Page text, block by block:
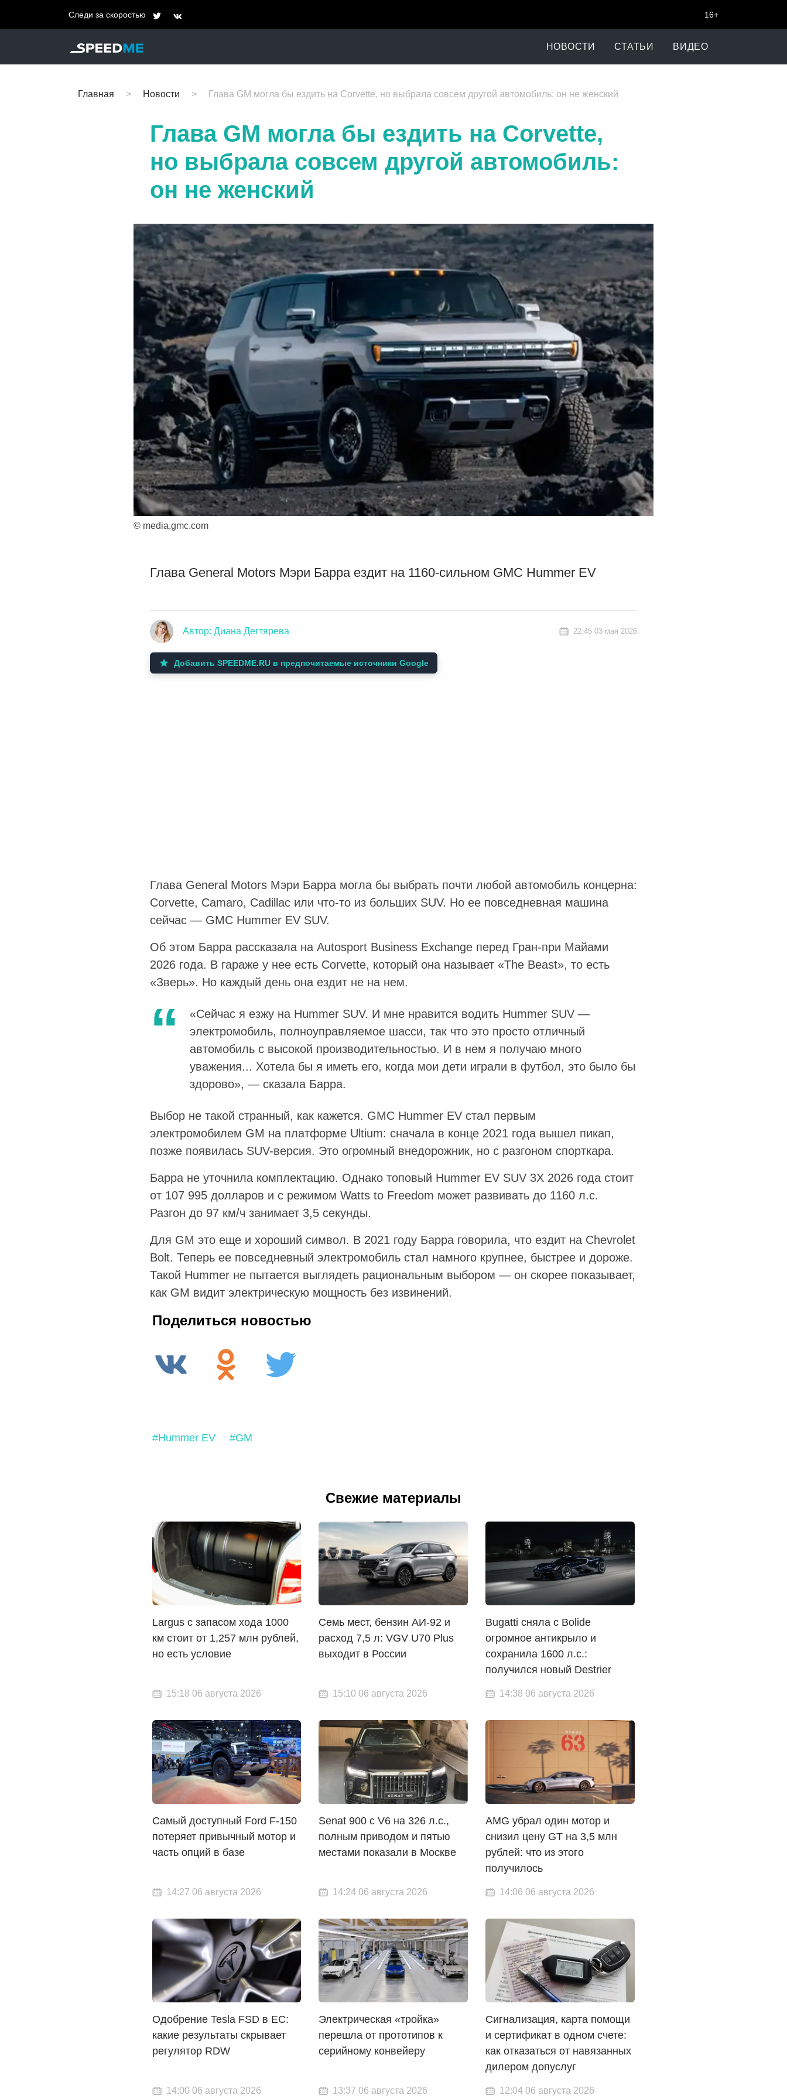
Следи за скоростью 16+
НОВОСТИ СТАТЬИ ВИДЕО
Главная Новости Глава GM могла бы ездить на Corvette, но выбрала совсем другой автомобиль: он не женский
Глава GM могла бы ездить на Corvette,
но выбрала совсем другой автомобиль:
он не женский
© media.gmc.com
Глава General Motors Мэри Барра ездит на 1160-сильном GMC Hummer EV
Автор: Диана Дегтярева 22:45 03 мая 2026
Добавить SPEEDME.RU в предпочитаемые источники Google
Глава General Motors Мэри Барра могла бы выбрать почти любой автомобиль концерна:
Corvette, Camaro, Cadillac или что-то из больших SUV. Но ее повседневная машина
сейчас — GMC Hummer EV SUV.
Об этом Барра рассказала на Autosport Business Exchange перед Гран-при Майами
2026 года. В гараже у нее есть Corvette, который она называет «The Beast», то есть
«Зверь». Но каждый день она ездит не на нем.
«Сейчас я езжу на Hummer SUV. И мне нравится водить Hummer SUV —
электромобиль, полноуправляемое шасси, так что это просто отличный
автомобиль с высокой производительностью. И в нем я получаю много
уважения... Хотела бы я иметь его, когда мои дети играли в футбол, это было бы
здорово», — сказала Барра.
Выбор не такой странный, как кажется. GMC Hummer EV стал первым
электромобилем GM на платформе Ultium: сначала в конце 2021 года вышел пикап,
позже появилась SUV-версия. Это огромный внедорожник, но с разгоном спорткара.
Барра не уточнила комплектацию. Однако топовый Hummer EV SUV 3X 2026 года стоит
от 107 995 долларов и с режимом Watts to Freedom может развивать до 1160 л.с.
Разгон до 97 км/ч занимает 3,5 секунды.
Для GM это еще и хороший символ. В 2021 году Барра говорила, что ездит на Chevrolet
Bolt. Теперь ее повседневный электромобиль стал намного крупнее, быстрее и дороже.
Такой Hummer не пытается выглядеть рациональным выбором — он скорее показывает,
как GM видит электрическую мощность без извинений.
Поделиться новостью
#Hummer EV #GM
Свежие материалы
Largus с запасом хода 1000
км стоит от 1,257 млн рублей,
но есть условие
15:18 06 августа 2026
Семь мест, бензин АИ-92 и
расход 7,5 л: VGV U70 Plus
выходит в России
15:10 06 августа 2026
Bugatti сняла с Bolide
огромное антикрыло и
сохранила 1600 л.с.:
получился новый Destrier
14:38 06 августа 2026
Самый доступный Ford F-150
потеряет привычный мотор и
часть опций в базе
14:27 06 августа 2026
Senat 900 с V6 на 326 л.с.,
полным приводом и пятью
местами показали в Москве
14:24 06 августа 2026
AMG убрал один мотор и
снизил цену GT на 3,5 млн
рублей: что из этого
получилось
14:06 06 августа 2026
Одобрение Tesla FSD в ЕС:
какие результаты скрывает
регулятор RDW
14:00 06 августа 2026
Электрическая «тройка»
перешла от прототипов к
серийному конвейеру
13:37 06 августа 2026
Сигнализация, карта помощи
и сертификат в одном счете:
как отказаться от навязанных
дилером допуслуг
12:04 06 августа 2026